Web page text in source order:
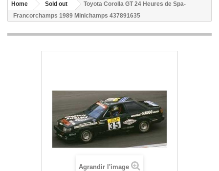
Home Sold out
Toyota Corolla GT 24 Heures de Spa-
Francorchamps 1989 Minichamps 437891635
Agrandir l'image